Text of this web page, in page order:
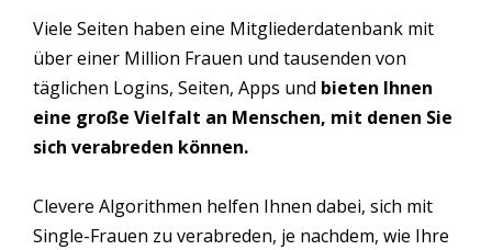
Viele Seiten haben eine Mitgliederdatenbank mit
über einer Million Frauen und tausenden von
täglichen Logins, Seiten, Apps und bieten Ihnen
eine große Vielfalt an Menschen, mit denen Sie
sich verabreden können.
Clevere Algorithmen helfen Ihnen dabei, sich mit
Single-Frauen zu verabreden, je nachdem, wie Ihre